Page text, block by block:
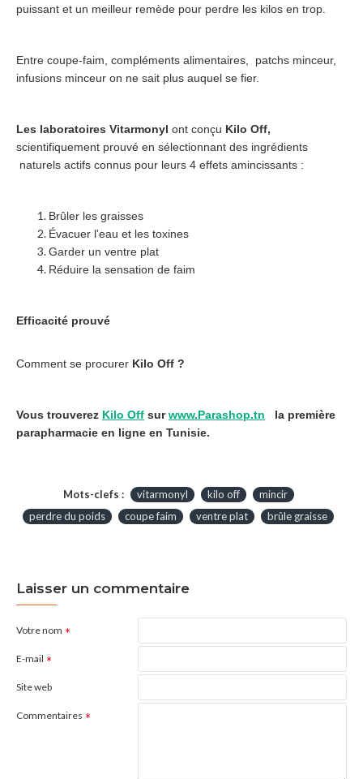
puissant et un meilleur remède pour perdre les kilos en trop.
Entre coupe-faim, compléments alimentaires, patchs minceur,
infusions minceur on ne sait plus auquel se fier.
Les laboratoires Vitarmonyl ont conçu Kilo Off,
scientifiquement prouvé en sélectionnant des ingrédients
naturels actifs connus pour leurs 4 effets amincissants :
Brûler les graisses
Évacuer l'eau et les toxines
Garder un ventre plat
Réduire la sensation de faim
Efficacité prouvé
Comment se procurer Kilo Off ?
Vous trouverez Kilo Off surwww.Parashop.tn la première
parapharmacie en ligne en Tunisie.
Mots-clefs : vitarmonyl kilo off
mincir
perdre du poids
coupe faim ventre plat brûle graisse
Laisser un commentaire
Votre nom
E-mail
Site web
Commentaires